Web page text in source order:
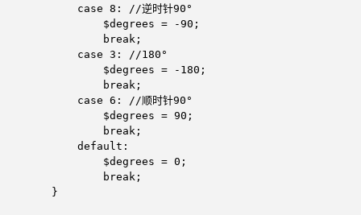
            case 8: //逆时针90°
                $degrees = -90;
                break;
            case 3: //180°
                $degrees = -180;
                break;
            case 6: //顺时针90°
                $degrees = 90;
                break;
            default:
                $degrees = 0;
                break;
        }